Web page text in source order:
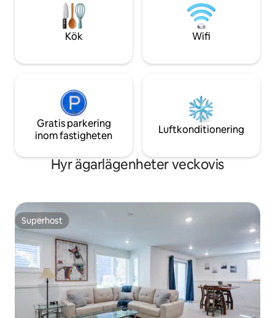
utrustat kök, 2
vardagsrum och
inhägnad
sittplatser
Kök Wifi
Gratis parkering
inom fastigheten
Luftkonditionering
Hyr ägarlägenheter veckovis
Superhost
Superhost